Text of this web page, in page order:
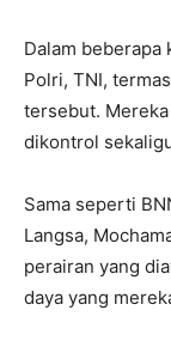
Dalam beberapa
Polri, TNI,
tersebut.
dikontrol
Sama seperti
Langsa,
perairan yang
daya yang